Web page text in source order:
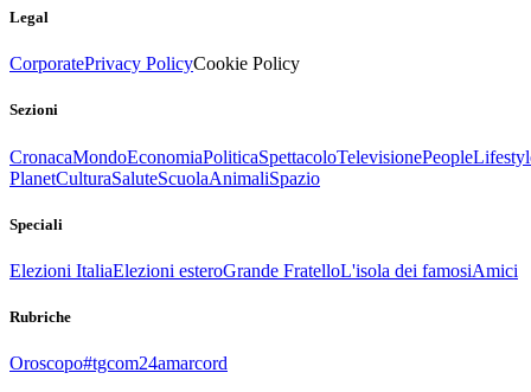
Legal
CorporatePrivacy PolicyCookie Policy
Sezioni
CronacaMondoEconomiaPoliticaSpettacoloTelevisionePeople
PlanetCulturaSaluteScuolaAnimaliSpazio
Speciali
Elezioni ItaliaElezioni esteroGrande FratelloL'isola dei famosiAmici
Rubriche
Oroscopo#tgcom24amarcord